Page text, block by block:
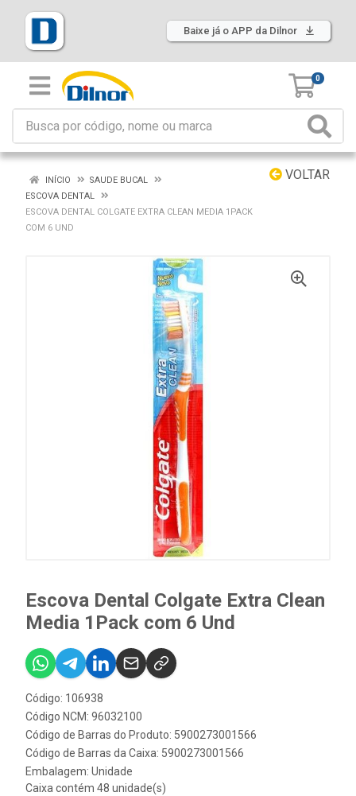
Baixe já o APP da Dilnor
0
VOLTAR
INÍCIO
SAUDE BUCAL
ESCOVA DENTAL
ESCOVA DENTAL COLGATE EXTRA CLEAN MEDIA 1PACK
COM 6 UND
Escova Dental Colgate Extra Clean
Media 1Pack com 6 Und
Código: 106938
Código NCM: 96032100
Código de Barras do Produto: 5900273001566
Código de Barras da Caixa: 5900273001566
Embalagem: Unidade
Caixa contém 48 unidade(s)